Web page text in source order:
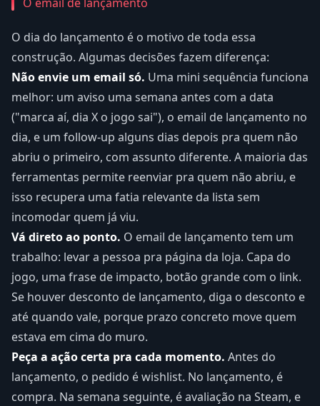
O dia do lançamento é o motivo de toda essa
construção. Algumas decisões fazem diferença:
Não envie um email só. Uma mini sequência funciona
melhor: um aviso uma semana antes com a data
("marca aí, dia X o jogo sai"), o email de lançamento no
dia, e um follow-up alguns dias depois pra quem não
abriu o primeiro, com assunto diferente. A maioria das
ferramentas permite reenviar pra quem não abriu, e
isso recupera uma fatia relevante da lista sem
incomodar quem já viu.
Vá direto ao ponto. O email de lançamento tem um
trabalho: levar a pessoa pra página da loja. Capa do
jogo, uma frase de impacto, botão grande com o link.
Se houver desconto de lançamento, diga o desconto e
até quando vale, porque prazo concreto move quem
estava em cima do muro.
Peça a ação certa pra cada momento. Antes do
lançamento, o pedido é wishlist. No lançamento, é
compra. Na semana seguinte, é avaliação na Steam, e